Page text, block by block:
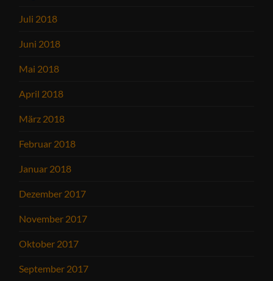
Juli 2018
Juni 2018
Mai 2018
April 2018
März 2018
Februar 2018
Januar 2018
Dezember 2017
November 2017
Oktober 2017
September 2017